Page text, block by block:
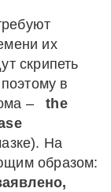
их
скрипеть
в
–
the
На
образом: